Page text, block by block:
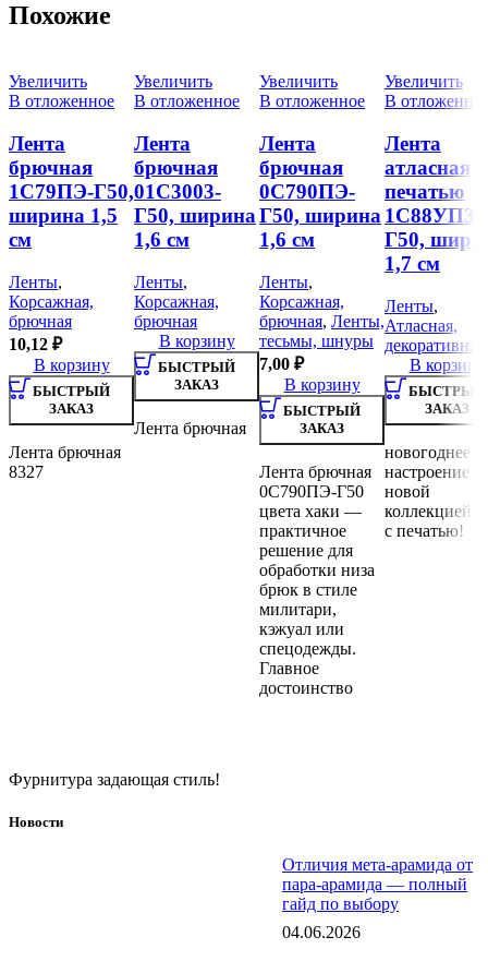
Похожие
Увеличить
В отложенное
Лента
брючная
1С79ПЭ-Г50,
ширина 1,5
см
Ленты,
Корсажная,
брючная
10,12 ₽
В корзину
БЫСТРЫЙ
ЗАКАЗ
Лента брючная
8327
Увеличить
В отложенное
Лента
брючная
01С3003-
Г50, ширина
1,6 см
Ленты,
Корсажная,
брючная
В корзину
БЫСТРЫЙ
ЗАКАЗ
Лента брючная
Увеличить
В отложенное
Лента
брючная
0С790ПЭ-
Г50, ширина
1,6 см
Ленты,
Корсажная,
брючная, Ленты,
тесьмы, шнуры
7,00 ₽
В корзину
БЫСТРЫЙ
ЗАКАЗ
Лента брючная
0С790ПЭ-Г50
цвета хаки —
практичное
решение для
обработки низа
брюк в стиле
милитари,
кэжуал или
спецодежды.
Главное
достоинство
Увеличить
В
Лента
атласная с
печатью
1С88УП3-
Г50,
1,7 см
Ленты,
Атласная,
декоративная
В корзину
БЫСТРЫЙ
ЗАКАЗ
новогоднее
настроение с
новой
коллекцией
с печатью!
Фурнитура задающая стиль!
Новости
Отличия мета-арамида от
пара-арамида — полный
гайд по выбору
04.06.2026